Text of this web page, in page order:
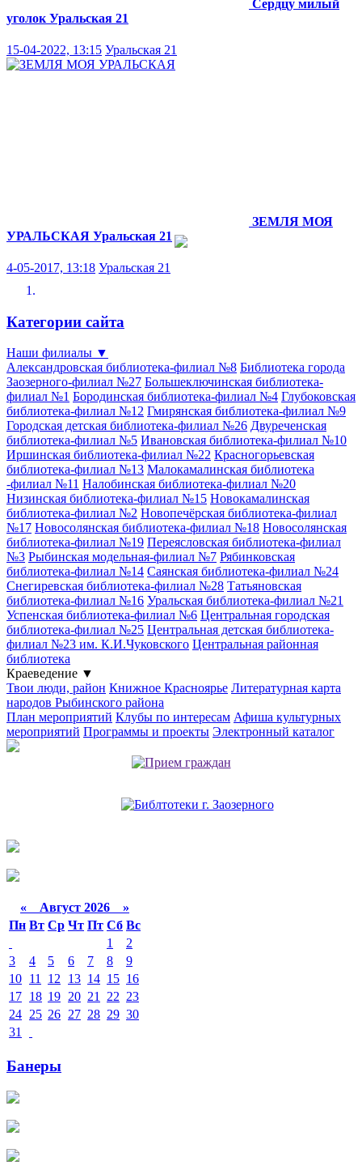
Сердцу милый
уголок Уральская 21
15-04-2022, 13:15 Уральская 21
ЗЕМЛЯ МОЯ
УРАЛЬСКАЯ Уральская 21
4-05-2017, 13:18 Уральская 21
Категории сайта
Наши филиалы ▼
Александровская библиотека-филиал №8 Библиотека города
Заозерного-филиал №27 Большеключинская библиотека-
филиал №1 Бородинская библиотека-филиал №4 Глубоковская
библиотека-филиал №12 Гмирянская библиотека-филиал №9
Городская детская библиотека-филиал №26 Двуреченская
библиотека-филиал №5 Ивановская библиотека-филиал №10
Иршинская библиотека-филиал №22 Красногорьевская
библиотека-филиал №13 Малокамалинская библиотека
-филиал №11 Налобинская библиотека-филиал №20
Низинская библиотека-филиал №15 Новокамалинская
библиотека-филиал №2 Новопечёрская библиотека-филиал
№17 Новосолянская библиотека-филиал №18 Новосолянская
библиотека-филиал №19 Переясловская библиотека-филиал
№3 Рыбинская модельная-филиал №7 Рябинковская
библиотека-филиал №14 Саянская библиотека-филиал №24
Снегиревская библиотека-филиал №28 Татьяновская
библиотека-филиал №16 Уральская библиотека-филиал №21
Успенская библиотека-филиал №6 Центральная городская
библиотека-филиал №25 Центральная детская библиотека-
филиал №23 им. К.И.Чуковского Центральная районная
библиотека
Краеведение ▼
Твои люди, район Книжное Красноярье Литературная карта
народов Рыбинского района
План мероприятий Клубы по интересам Афиша культурных
мероприятий Программы и проекты Электронный каталог
« Август 2026 »
Пн Вт Ср Чт Пт Сб Вс
1
2
3
4 5 6 7 8
9
10 11 12 13 14 15 16
17 18 19 20 21 22 23
24 25 26 27 28 29 30
31
Банеры